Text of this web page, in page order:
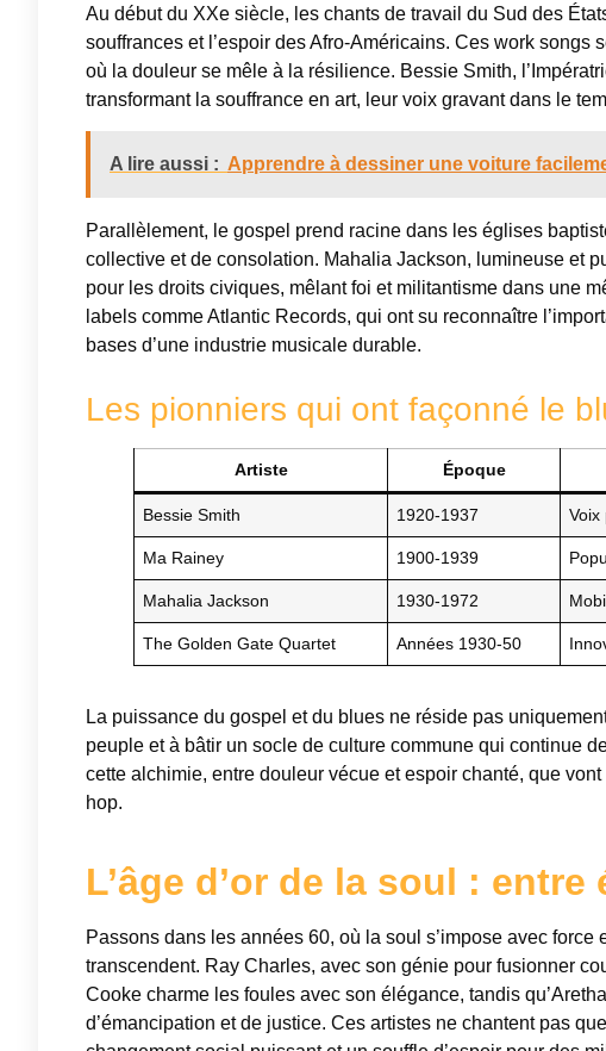
Au début du XXe siècle, les chants de travail du Sud des
souffrances et l’espoir des Afro-Américains. Ces work
où la douleur se mêle à la résilience. Bessie Smith,
transformant la souffrance en art, leur voix gravant dans le
A lire aussi : Apprendre à dessiner une voiture
Parallèlement, le gospel prend racine dans les églises
collective et de consolation. Mahalia Jackson, lumineuse et
pour les droits civiques, mêlant foi et militantisme dans une
labels comme Atlantic Records, qui ont su reconnaître
bases d’une industrie musicale durable.
Les pionniers qui ont façonné le
Artiste Époque
Bessie Smith 1920-1937 Voix
Ma Rainey 1900-1939
Mahalia Jackson 1930-1972
The Golden Gate Quartet Années 1930-50
La puissance du gospel et du blues ne réside pas
peuple et à bâtir un socle de culture commune qui continue
cette alchimie, entre douleur vécue et espoir chanté, que
hop.
L’âge d’or de la soul :
Passons dans les années 60, où la soul s’impose avec
transcendent. Ray Charles, avec son génie pour fusionner
Cooke charme les foules avec son élégance, tandis
d’émancipation et de justice. Ces artistes ne chantent pas